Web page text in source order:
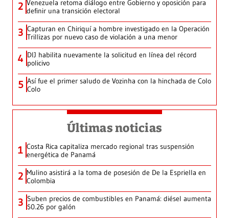
2 Venezuela retoma diálogo entre Gobierno y oposición para
definir una transición electoral
3 Capturan en Chiriquí a hombre investigado en la Operación
Trillizas por nuevo caso de violación a una menor
4 DIJ habilita nuevamente la solicitud en línea del récord
policivo
5 Así fue el primer saludo de Vozinha con la hinchada de Colo
Colo
Últimas noticias
1 Costa Rica capitaliza mercado regional tras suspensión
energética de Panamá
2 Mulino asistirá a la toma de posesión de De la Espriella en
Colombia
3 Suben precios de combustibles en Panamá: diésel aumenta
$0.26 por galón